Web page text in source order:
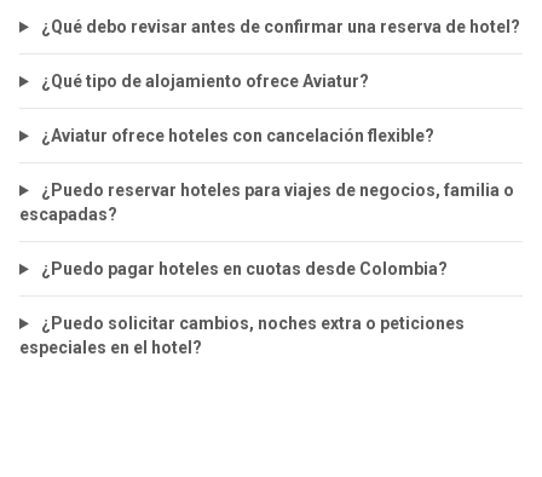
¿Qué debo revisar antes de confirmar una reserva de hotel?
¿Qué tipo de alojamiento ofrece Aviatur?
¿Aviatur ofrece hoteles con cancelación flexible?
¿Puedo reservar hoteles para viajes de negocios, familia o
escapadas?
¿Puedo pagar hoteles en cuotas desde Colombia?
¿Puedo solicitar cambios, noches extra o peticiones
especiales en el hotel?